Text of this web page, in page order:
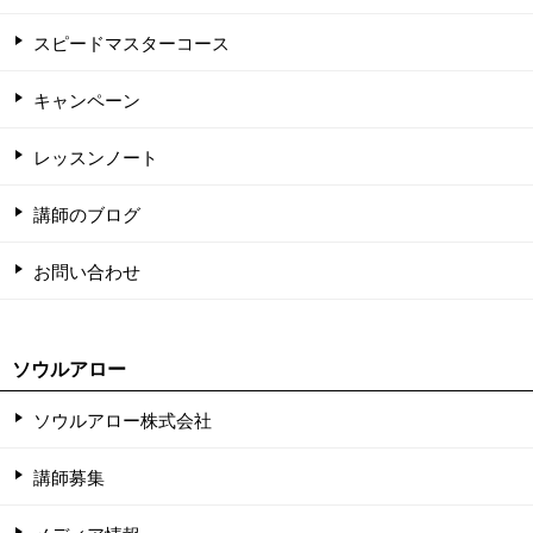
スピードマスターコース
キャンペーン
レッスンノート
講師のブログ
お問い合わせ
ソウルアロー
ソウルアロー株式会社
講師募集